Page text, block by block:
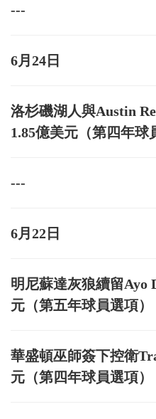
---
6月24日
洛杉磯湖人與Austin
1.85億美元（第四年球
---
6月22日
明尼蘇達灰狼續留Ayo
元（第五年球員選項）
華盛頓巫師簽下控衛
元（第四年球員選項）